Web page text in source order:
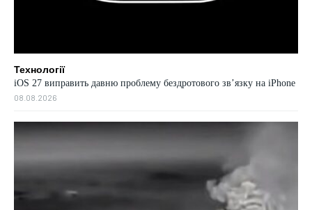
Технології
iOS 27 виправить давню проблему бездротового зв’язку на iPhone
08.08.2026